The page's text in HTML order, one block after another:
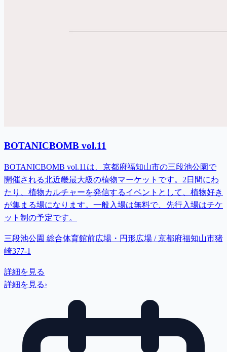
BOTANICBOMB vol.11
BOTANICBOMB vol.11は、京都府福知山市の三段池公園で
開催される北近畿最大級の植物マーケットです。2日間にわ
たり、植物カルチャーを発信するイベントとして、植物好き
が集まる場になります。一般入場は無料で、先行入場はチケ
ット制の予定です。
三段池公園 総合体育館前広場・円形広場 / 京都府福知山市猪
崎377-1
詳細を見る
詳細を見る›